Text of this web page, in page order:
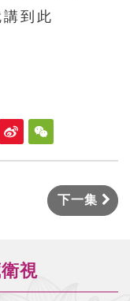
到此
Pinterest Sina
Weibo
下一集
視